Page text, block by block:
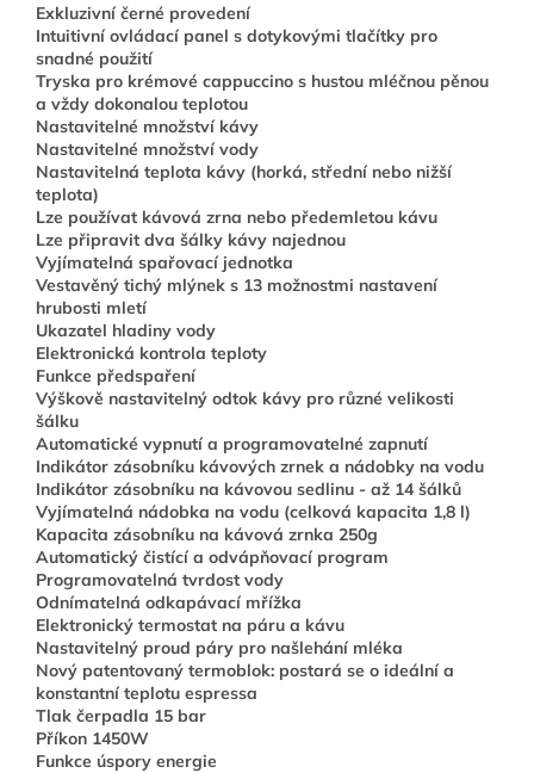
Exkluzivní černé provedení
Intuitivní ovládací panel s dotykovými tlačítky pro
snadné použití
Tryska pro krémové cappuccino s hustou mléčnou pěnou
a vždy dokonalou teplotou
Nastavitelné množství kávy
Nastavitelné množství vody
Nastavitelná teplota kávy (horká, střední nebo nižší
teplota)
Lze používat kávová zrna nebo předemletou kávu
Lze připravit dva šálky kávy najednou
Vyjímatelná spařovací jednotka
Vestavěný tichý mlýnek s 13 možnostmi nastavení
hrubosti mletí
Ukazatel hladiny vody
Elektronická kontrola teploty
Funkce předspaření
Výškově nastavitelný odtok kávy pro různé velikosti
šálku
Automatické vypnutí a programovatelné zapnutí
Indikátor zásobníku kávových zrnek a nádobky na vodu
Indikátor zásobníku na kávovou sedlinu - až 14 šálků
Vyjímatelná nádobka na vodu (celková kapacita 1,8 l)
Kapacita zásobníku na kávová zrnka 250g
Automatický čistící a odvápňovací program
Programovatelná tvrdost vody
Odnímatelná odkapávací mřížka
Elektronický termostat na páru a kávu
Nastavitelný proud páry pro našlehání mléka
Nový patentovaný termoblok: postará se o ideální a
konstantní teplotu espressa
Tlak čerpadla 15 bar
Příkon 1450W
Funkce úspory energie